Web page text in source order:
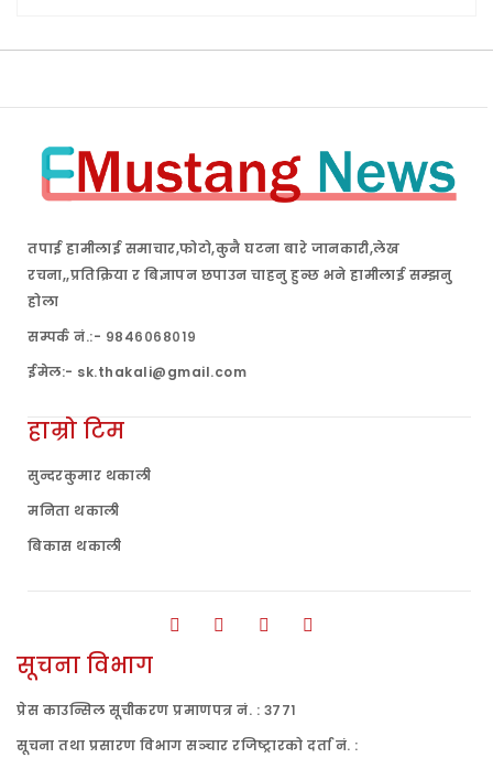
तपाई हामीलाई समाचार,फोटो,कुनै घटना बारे जानकारी,लेख
रचना,,प्रतिक्रिया र बिज्ञापन छपाउन चाहनु हुन्छ भने हामीलाई सम्झनु
होला
सम्पर्क नं.:- ९८४६०६८०१९
ईमेल:- sk.thakali@gmail.com
हाम्रो टिम
सुन्दरकुमार थकाली
मनिता थकाली
बिकास थकाली
सूचना विभाग
प्रेस काउन्सिल सूचीकरण प्रमाणपत्र नं. : ३७७१
सूचना तथा प्रसारण विभाग सञ्चार रजिष्ट्रारको दर्ता नं. :